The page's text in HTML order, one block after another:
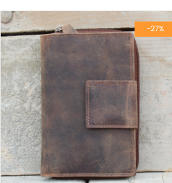
-27%